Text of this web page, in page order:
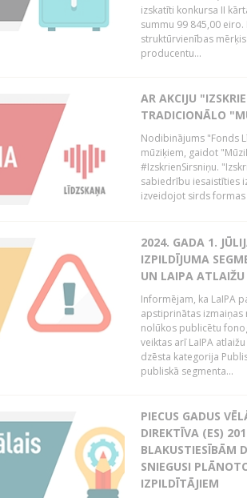
izskatīti konkursa II
summu 99 845,00
struktūrvienības
producentu...
AR AKCIJU
TRADICIONĀLO
Nodibinājums "Fonds
mūziķiem, gaidot
#IzskrienSirsniņu.
sabiedrību iesaistīties
izveidojot sirds formas
2024. GADA 1.
IZPILDĪJUMA
UN LAIPA ATLAIŽU
Informējam, ka LaIPA
apstiprinātas
nolūkos publicētu
veiktas arī LaIPA
dzēsta kategorija
publiskā segmenta...
PIECUS GADUS
DIREKTĪVA (ES)
BLAKUSTIESĪBĀM
SNIEGUSI
IZPILDĪTĀJIEM